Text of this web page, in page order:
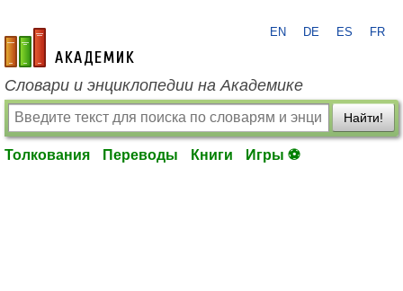
academic.ru
EN DE ES FR
Словари и энциклопедии на Академике
Найти!
Толкования Переводы Книги Игры ⚽